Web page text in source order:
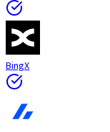
BingX